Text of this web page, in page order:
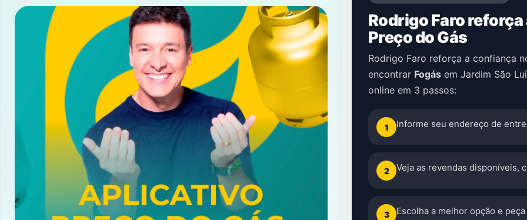
Rodrigo Faro
Preço do Gás
Rodrigo Faro reforça a confiança
encontrar Fogás em Jardim São
online em 3 passos:
1 Informe seu endereço de
2 Veja as revendas disponíveis,
3 Escolha a melhor opção e